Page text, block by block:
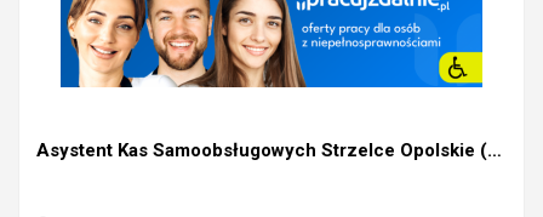
Asystent Kas Samoobsługowych Strzelce Opolskie (K,...